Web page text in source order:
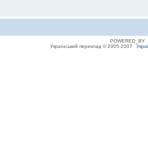
POWERED_BY
Український переклад © 2005-2007